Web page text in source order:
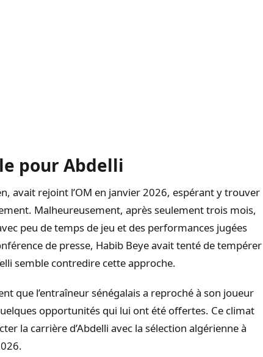
pour Abdelli
avait rejoint l’OM en janvier 2026, espérant y trouver
Malheureusement, après seulement trois mois,
peu de temps de jeu et des performances jugées
de presse, Habib Beye avait tenté de tempérer
semble contredire cette approche.
que l’entraîneur sénégalais a reproché à son joueur
opportunités qui lui ont été offertes. Ce climat
la carrière d’Abdelli avec la sélection algérienne à